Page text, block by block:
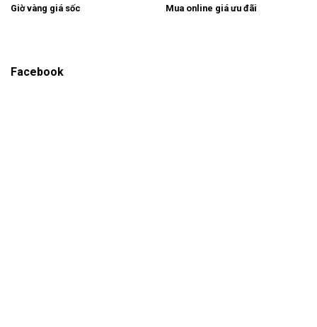
Giờ vàng giá sốc Mua online giá ưu đãi
Facebook